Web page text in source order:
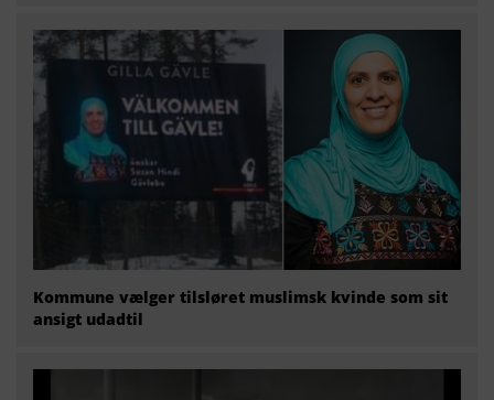
Kommune vælger tilsløret muslimsk kvinde som sit
ansigt udadtil